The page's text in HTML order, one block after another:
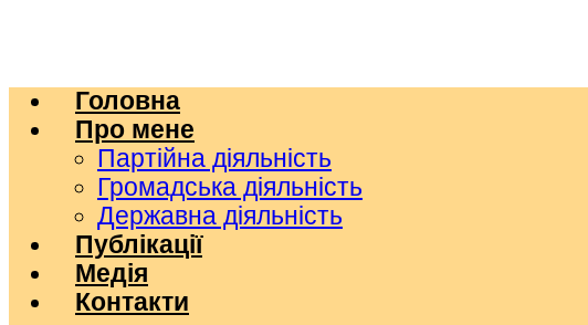
Головна
Про мене
Партійна діяльність
Громадська діяльність
Державна діяльність
Публікації
Медія
Контакти